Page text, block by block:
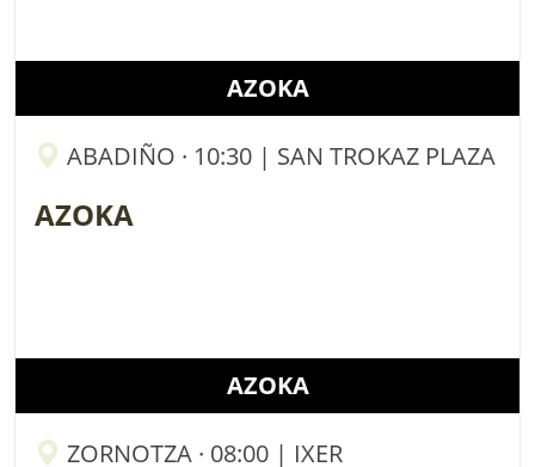
AZOKA
ABADIÑO · 10:30 | SAN TROKAZ PLAZA
AZOKA
AZOKA
ZORNOTZA · 08:00 | IXER